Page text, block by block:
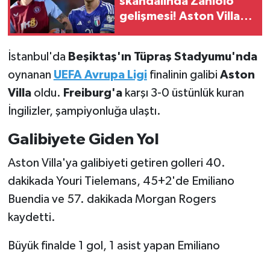
gelişmesi! Aston Villa
İstanbul'da Beşiktaş'ın Tüpraş Stadyumu'nda
oynanan UEFA Avrupa Ligifinalinin galibi Aston
Villaoldu. Freiburg'a karşı 3-0 üstünlük kuran
İngilizler, şampiyonluğa ulaştı.
Galibiyete Giden Yol
Aston Villa'ya galibiyeti getiren golleri 40.
dakikada Youri Tielemans, 45+2'de Emiliano
Buendia ve 57. dakikada Morgan Rogers
kaydetti.
Büyük finalde 1 gol, 1 asist yapan Emiliano
Türkiye Basketbol Ligi
Kadınlar Basketbol Ligi
Diğer Basketbol Ligleri
Formula 1
Hentbol
At Yarışı
Bisiklet